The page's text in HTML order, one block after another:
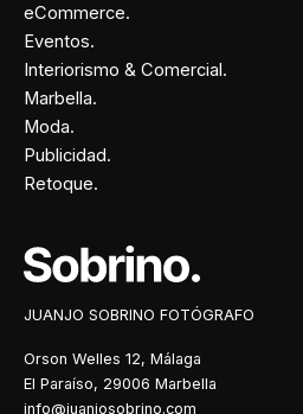
eCommerce.
Eventos.
Interiorismo & Comercial.
Marbella.
Moda.
Publicidad.
Retoque.
JUANJO SOBRINO FOTÓGRAFO
Orson Welles 12, Málaga
El Paraíso, 29006 Marbella
info@juanjosobrino.com